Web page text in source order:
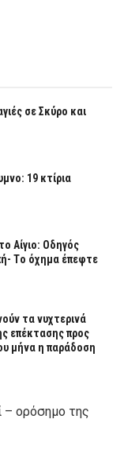
σε Σκύρο και
19 κτίρια
Αίγιο: Οδηγός
Tο όχημα έπεφτε
τα νυχτερινά
επέκτασης προς
μήνα η παράδοση
– ορόσημο της